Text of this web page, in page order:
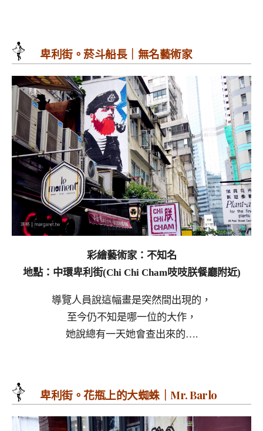
卑利街。菸斗船長｜無名藝術家
彩繪藝術家：不知名
地點：中環卑利街(Chi Chi Cham吱吱朕餐廳附近)
導覽人員說這幅畫是突然間出現的，
至今仍不知是哪一位的大作，
她說總有一天她會查出來的….
卑利街。花瓶上的大蜘蛛｜Mr. Barlo